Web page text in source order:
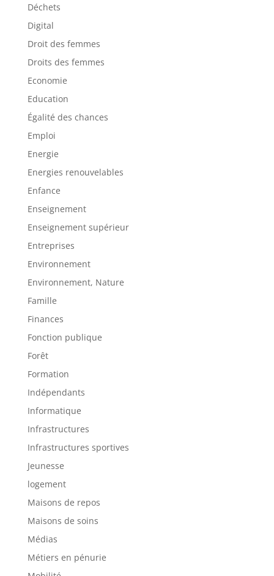
Déchets
Digital
Droit des femmes
Droits des femmes
Economie
Education
Égalité des chances
Emploi
Energie
Energies renouvelables
Enfance
Enseignement
Enseignement supérieur
Entreprises
Environnement
Environnement, Nature
Famille
Finances
Fonction publique
Forêt
Formation
Indépendants
Informatique
Infrastructures
Infrastructures sportives
Jeunesse
logement
Maisons de repos
Maisons de soins
Médias
Métiers en pénurie